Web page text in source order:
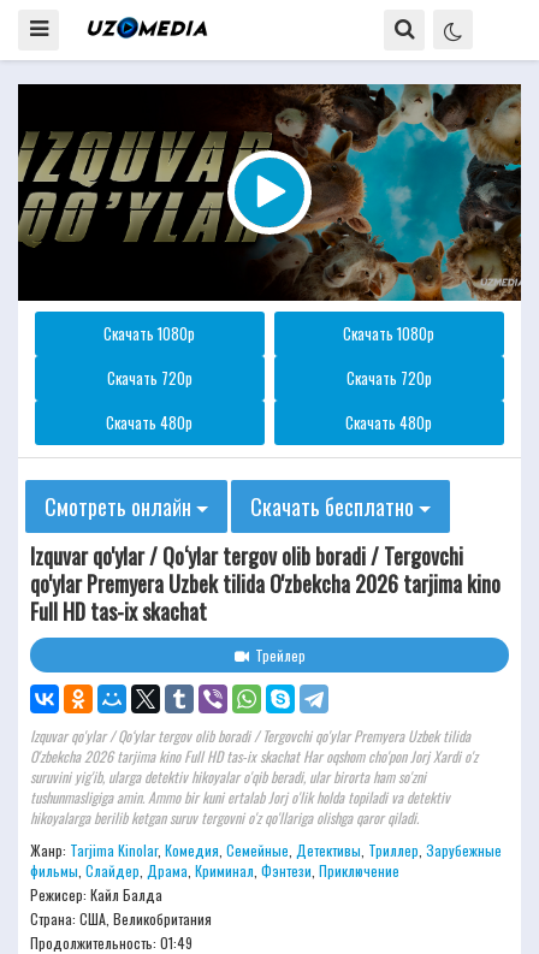
Скачать 1080p
Скачать 1080p
Скачать 720p
Скачать 720p
Скачать 480p
Скачать 480p
Смотреть онлайн
Скачать бесплатно
Izquvar qo'ylar / Qo‘ylar tergov olib boradi / Tergovchi
qo'ylar Premyera Uzbek tilida O'zbekcha 2026 tarjima kino
Full HD tas-ix skachat
Трейлер
Izquvar qo'ylar / Qo‘ylar tergov olib boradi / Tergovchi qo'ylar Premyera Uzbek tilida
O'zbekcha 2026 tarjima kino Full HD tas-ix skachat Har oqshom cho'pon Jorj Xardi o'z
suruvini yig'ib, ularga detektiv hikoyalar o'qib beradi, ular birorta ham so'zni
tushunmasligiga amin. Ammo bir kuni ertalab Jorj o'lik holda topiladi va detektiv
hikoyalarga berilib ketgan suruv tergovni o'z qo'llariga olishga qaror qiladi.
Жанр: Tarjima Kinolar, Комедия Семейные Детективы Триллер Зарубежные
фильмы Слайдер Драма Криминал Фэнтези Приключение
Режисер: Кайл Балда
Страна: США, Великобритания
Продолжительность: 01:49